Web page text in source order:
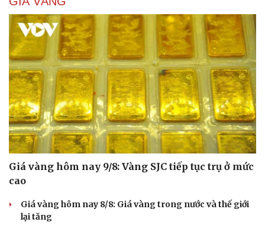
Giá vàng hôm nay 9/8: Vàng SJC tiếp tục trụ ở mức
cao
Giá vàng hôm nay 8/8: Giá vàng trong nước và thế giới
lại tăng